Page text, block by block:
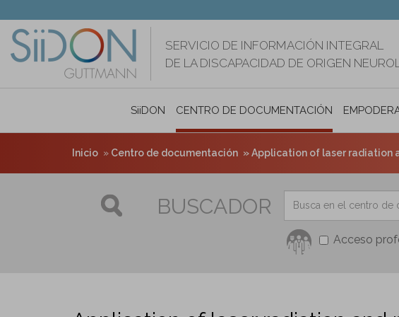
contenido
principal
SERVICIO DE INFORMACIÓN INTEGRAL
DE LA DISCAPACIDAD DE ORIGEN
SiiDON CENTRO DE DOCUMENTACIÓN
Inicio Centro de documentación Application of laser radiation
BUSCADOR
Acceso